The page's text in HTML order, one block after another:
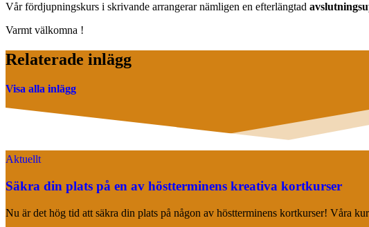
Vår fördjupningskurs i skrivande arrangerar nämligen en efterlängtad
Varmt välkomna !
Relaterade inlägg
Visa alla inlägg
Aktuellt
Säkra din plats på en av höstterminens kreativa kortkurser
Nu är det hög tid att säkra din plats på någon av höstterminens kortkurser! Våra